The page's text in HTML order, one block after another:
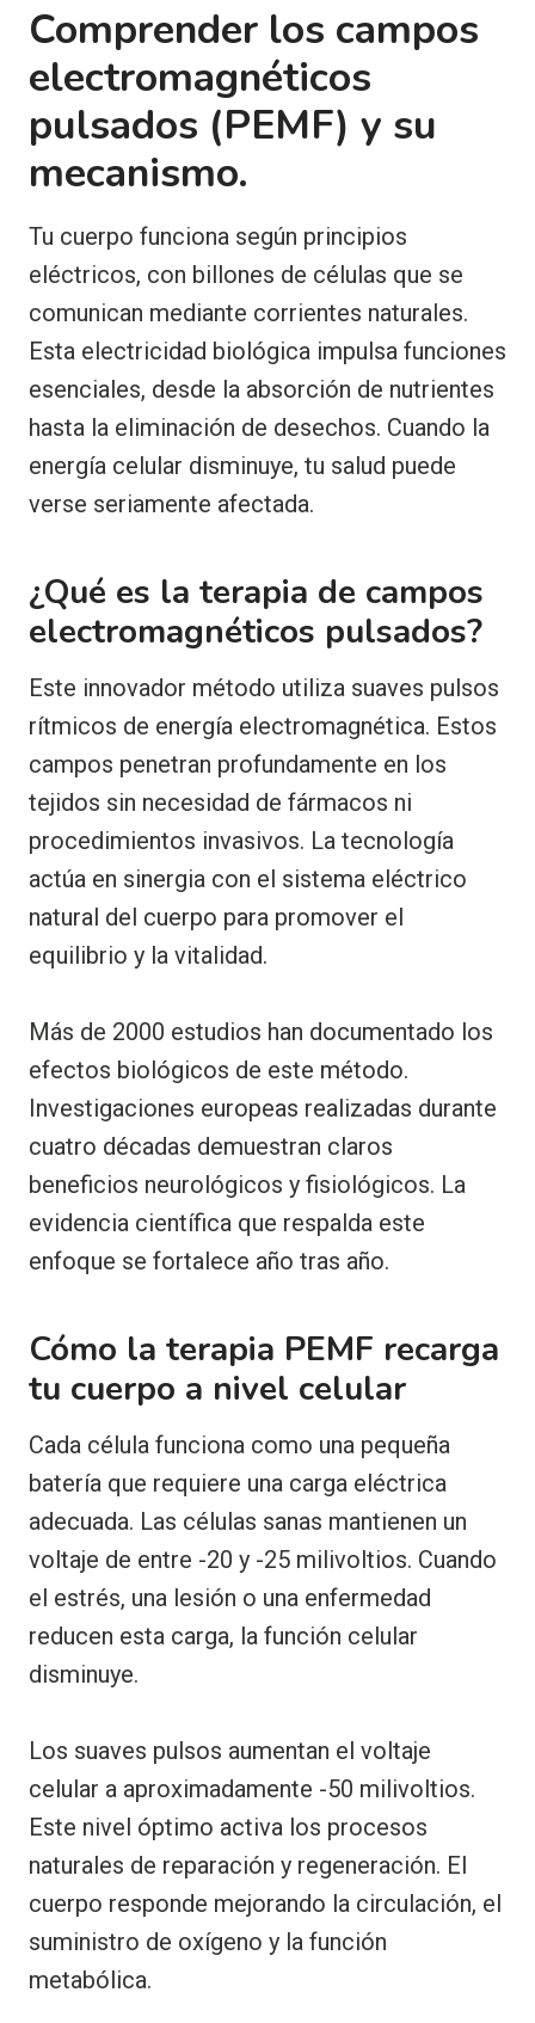
Comprender los campos
electromagnéticos
pulsados (PEMF) y su
mecanismo.
Tu cuerpo funciona según principios
eléctricos, con billones de células que se
comunican mediante corrientes naturales.
Esta electricidad biológica impulsa funciones
esenciales, desde la absorción de nutrientes
hasta la eliminación de desechos. Cuando la
energía celular disminuye, tu salud puede
verse seriamente afectada.
¿Qué es la terapia de campos
electromagnéticos pulsados?
Este innovador método utiliza suaves pulsos
rítmicos de energía electromagnética. Estos
campos penetran profundamente en los
tejidos sin necesidad de fármacos ni
procedimientos invasivos. La tecnología
actúa en sinergia con el sistema eléctrico
natural del cuerpo para promover el
equilibrio y la vitalidad.
Más de 2000 estudios han documentado los
efectos biológicos de este método.
Investigaciones europeas realizadas durante
cuatro décadas demuestran claros
beneficios neurológicos y fisiológicos. La
evidencia científica que respalda este
enfoque se fortalece año tras año.
Cómo la terapia PEMF recarga
tu cuerpo a nivel celular
Cada célula funciona como una pequeña
batería que requiere una carga eléctrica
adecuada. Las células sanas mantienen un
voltaje de entre -20 y -25 milivoltios. Cuando
el estrés, una lesión o una enfermedad
reducen esta carga, la función celular
disminuye.
Los suaves pulsos aumentan el voltaje
celular a aproximadamente -50 milivoltios.
Este nivel óptimo activa los procesos
naturales de reparación y regeneración. El
cuerpo responde mejorando la circulación, el
suministro de oxígeno y la función
metabólica.